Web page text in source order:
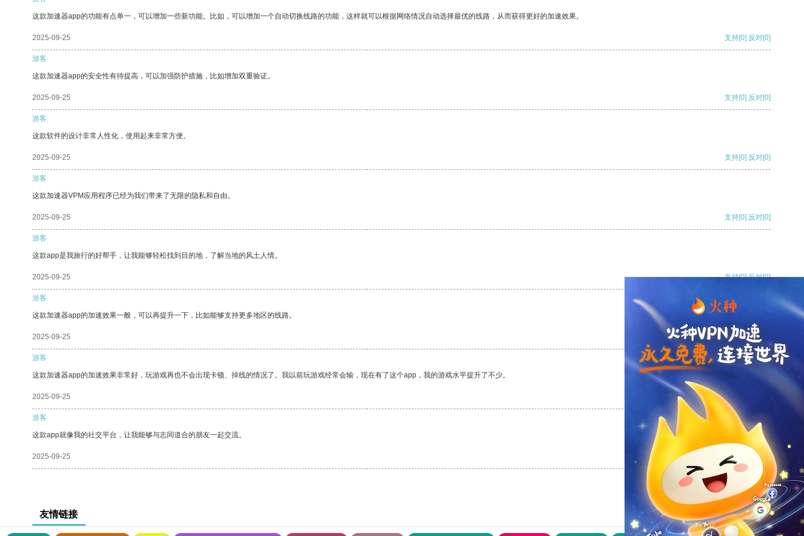
这款加速器app的功能有点单一，可以增加一些新功能。比如，可以增加一个自动切换线路的功能，这样就可以根据网络情况自动选择最优的线路，从而获得更好的加速效果。
2025-09-25 支持[0] 反对[0]
游客
这款加速器app的安全性有待提高，可以加强防护措施，比如增加双重验证。
2025-09-25 支持[0] 反对[0]
游客
这款软件的设计非常人性化，使用起来非常方便。
2025-09-25 支持[0] 反对[0]
游客
这款加速器VPM应用程序已经为我们带来了无限的隐私和自由。
2025-09-25 支持[0] 反对[0]
游客
这款app是我旅行的好帮手，让我能够轻松找到目的地，了解当地的风土人情。
2025-09-25 支持[0] 反对[0]
游客
这款加速器app的加速效果一般，可以再提升一下，比如能够支持更多地区的线路。
2025-09-25 支持[0] 反对
游客
这款加速器app的加速效果非常好，玩游戏再也不会出现卡顿、掉线的情况了。我以前玩游戏经常会输，现在有了这个app，我的游戏水平提升了不少。
2025-09-25 支持
游客
这款app就像我的社交平台，让我能够与志同道合的朋友一起交流。
2025-09-25 支持 反对 [0]
友情链接